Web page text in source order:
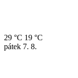
29 °C 19 °C
pátek 7. 8.